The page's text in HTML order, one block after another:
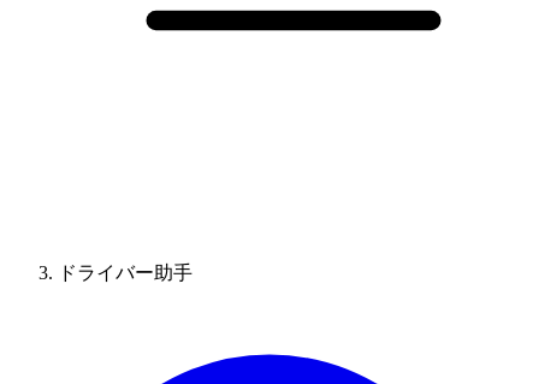
ドライバー助手